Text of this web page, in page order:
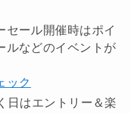
セール開催時はポイ
ルなどのイベントが
ック
日はエントリー＆楽